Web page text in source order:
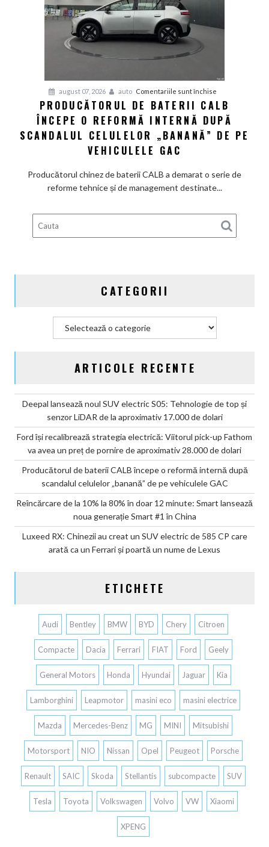
dolari
august 07, 2026 auto Comentariile sunt închise
Producătorul
de
baterii
scandalul
celulelor
PRODUCĂTORUL DE BATERII CALB
ÎNCEPE O REFORMĂ INTERNĂ DUPĂ
SCANDALUL CELULELOR „BANANĂ” DE PE
VEHICULELE GAC
Producătorul chinez de baterii CALB a demarat o serie de
reforme tehnice și de management destinate...
CATEGORII
ARTICOLE RECENTE
Deepal lansează noul SUV electric S05: Tehnologie de top și
senzor LiDAR de la aproximativ 17.000 de dolari
Ford își recalibrează strategia electrică: Viitorul pick-up Fathom
va avea un preț de pornire de aproximativ 28.000 de dolari
Producătorul de baterii CALB începe o reformă internă după
scandalul celulelor „banană” de pe vehiculele GAC
Reîncărcare de la 10% la 80% în doar 12 minute: Smart lansează
noua generație Smart #1 în China
Luxeed RX: Chinezii au creat un SUV electric de 585 CP care
arată ca un Ferrari și poartă un nume de Lexus
ETICHETE
Audi Bentley BMW BYD Chery Citroen
Compacte Dacia Ferrari FIAT Ford Geely
General Motors Honda Hyundai Jaguar Kia
Lamborghini Leapmotor masini eco masini electrice
Mazda Mercedes-Benz MG MINI Mitsubishi
Motorsport NIO Nissan Opel Peugeot Porsche
Renault SAIC Skoda Stellantis subcompacte SUV
Tesla Toyota Volkswagen Volvo VW Xiaomi
XPENG